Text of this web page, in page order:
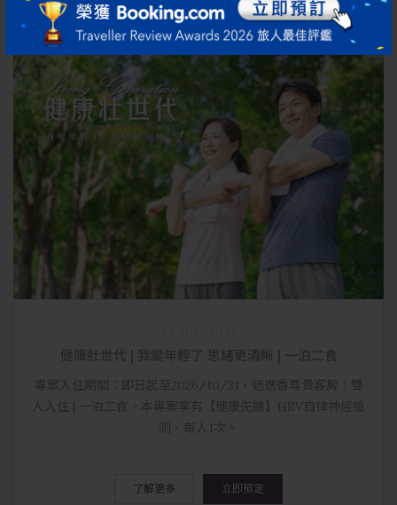
健康壯世代 | 我變年輕了 思緒更清晰 | 一泊二食
專案入住期間：即日起至2026/10/31，迷迭香尊貴客房｜雙
人入住 | 一泊二食。本專案享有【健康先機】HRV自律神經檢
測，每人1次。
了解更多 立即預定